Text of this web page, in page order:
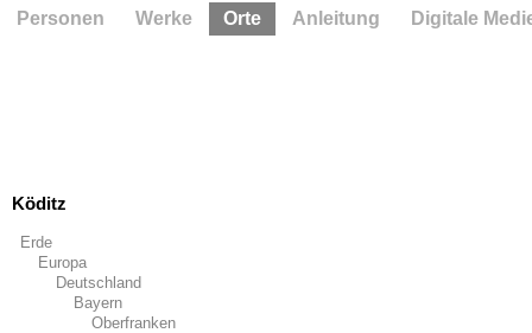
Köditz
Erde
Europa
Deutschland
Bayern
Oberfranken
Personen Werke Orte Anleitung Digitale